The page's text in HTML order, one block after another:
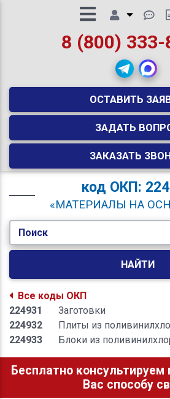
8 (800)
ОСТАВИТЬ
ЗАДАТЬ
ЗАКАЗАТЬ
код ОКП:
«МАТЕРИАЛЫ НА
Поиск
НАЙТИ
Все коды ОКП
224931
Заготовки
224932
Плиты из
224933
Блоки из
Бесплатно
Вас способу